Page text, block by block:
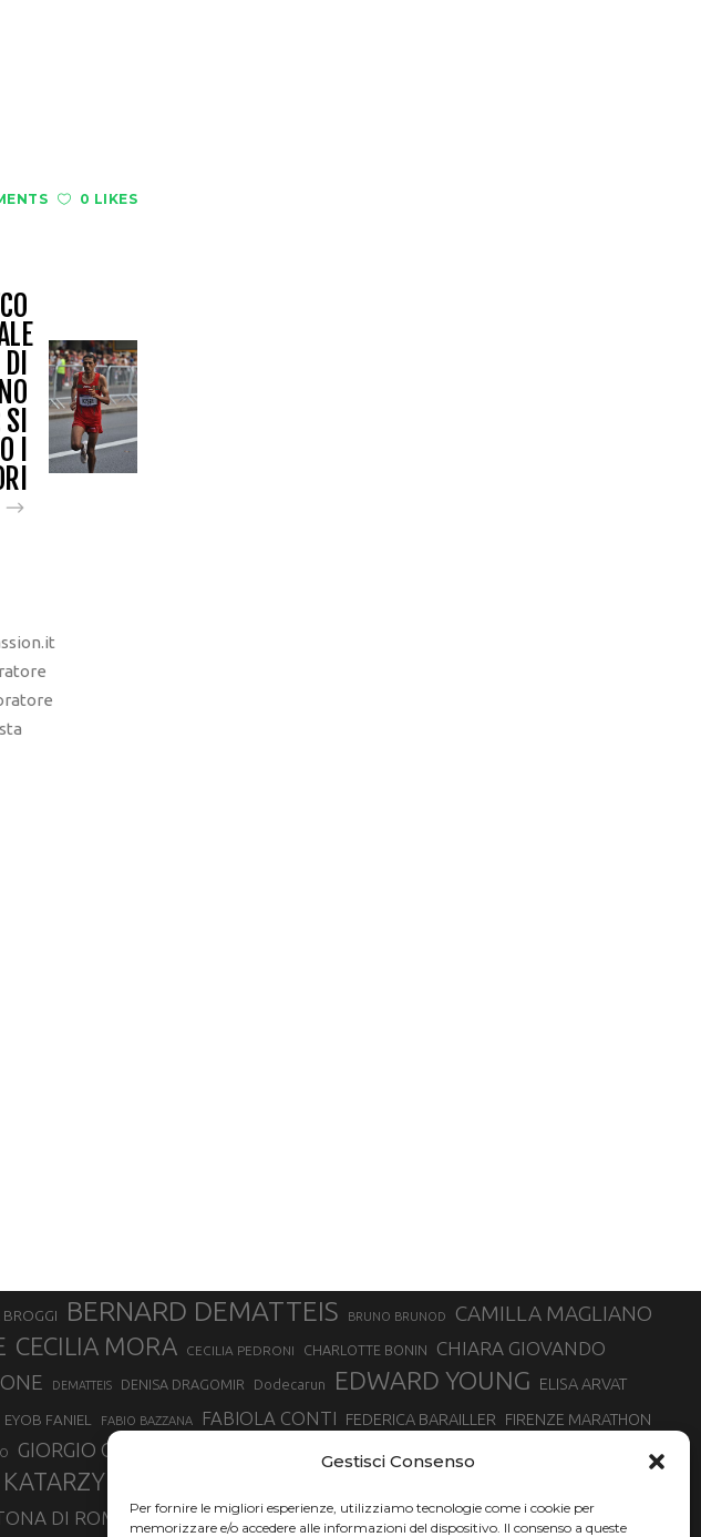
Gestisci Consenso
Per fornire le migliori esperienze, utilizziamo tecnologie come i cookie per
memorizzare e/o accedere alle informazioni del dispositivo. Il consenso a queste
0 LIKES
DI
I
BROGGI BERNARD DEMATTEIS BRUNO BRUNOD CAMILLA MAGLIANO
CECILIA MORA CECILIA PEDRONI CHARLOTTE BONIN CHIARA GIOVANDO
DEMATTEIS DENISA DRAGOMIR Dodecarun EDWARD YOUNG ELISA ARVAT
EYOB FANIEL FABIO BAZZANA FABIOLA CONTI FEDERICA BARAILLER FIRENZE MARATHON
GIORGIO CALCATERRA GIOVANNA EPIS GIULIANO CAVALLO
KATARZYNA KUZMINSKA
DI ROMA MARATONA DI TORINO MARATONINA MARCELLA BELLETTI MARCO OLMO